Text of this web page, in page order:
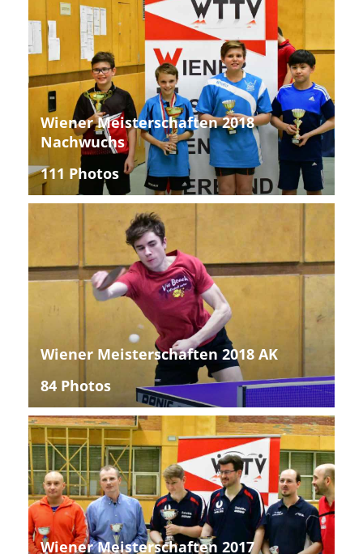
Wiener Meisterschaften 2018
Nachwuchs
111 Photos
Wiener Meisterschaften 2018 AK
84 Photos
Wiener Meisterschaften 2017